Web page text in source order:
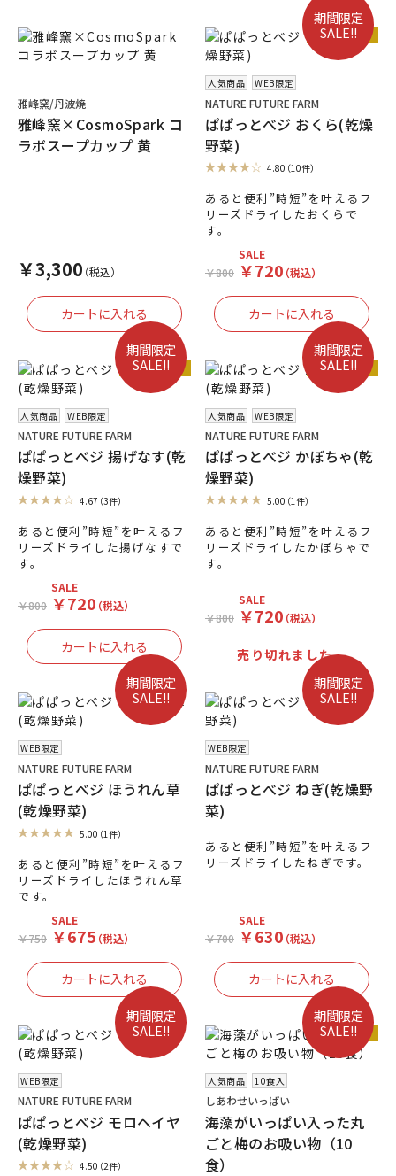
雅峰窯/丹波焼
雅峰窯×CosmoSpark コ
ラボスープカップ 黄
￥3,300（税込）
人気商品
期間限定
SALE!!
人気商品 WEB限定
NATURE FUTURE FARM
ぱぱっとべジ おくら(乾燥
野菜)
4.80（10件）
あると便利”時短”を叶えるフ
リーズドライしたおくらで
す。
￥800
SALE
￥720（税込）
人気商品
期間限定
SALE!!
人気商品 WEB限定
NATURE FUTURE FARM
ぱぱっとべジ 揚げなす(乾
燥野菜)
4.67（3件）
あると便利”時短”を叶えるフ
リーズドライした揚げなすで
す。
￥800
SALE
￥720（税込）
人気商品
期間限定
SALE!!
人気商品 WEB限定
NATURE FUTURE FARM
ぱぱっとべジ かぼちゃ(乾
燥野菜)
5.00（1件）
あると便利”時短”を叶えるフ
リーズドライしたかぼちゃで
す。
￥800
SALE
￥720（税込）
売り切れました。
期間限定
SALE!!
WEB限定
NATURE FUTURE FARM
ぱぱっとべジ ほうれん草
(乾燥野菜)
5.00（1件）
あると便利”時短”を叶えるフ
リーズドライしたほうれん草
です。
￥750
SALE
￥675（税込）
期間限定
SALE!!
WEB限定
NATURE FUTURE FARM
ぱぱっとべジ ねぎ(乾燥野
菜)
あると便利”時短”を叶えるフ
リーズドライしたねぎです。
￥700
SALE
￥630（税込）
期間限定
SALE!!
WEB限定
NATURE FUTURE FARM
ぱぱっとべジ モロヘイヤ
(乾燥野菜)
4.50（2件）
人気商品
期間限定
SALE!!
人気商品 10食入
しあわせいっぱい
海藻がいっぱい入った丸
ごと梅のお吸い物（10
食）